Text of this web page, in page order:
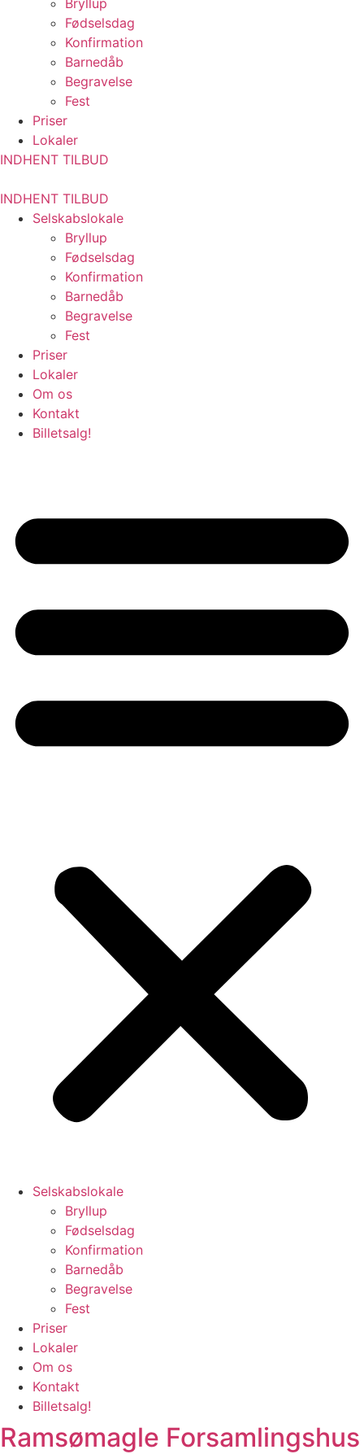
Bryllup
Fødselsdag
Konfirmation
Barnedåb
Begravelse
Fest
Priser
Lokaler
INDHENT TILBUD
INDHENT TILBUD
Selskabslokale
Bryllup
Fødselsdag
Konfirmation
Barnedåb
Begravelse
Fest
Priser
Lokaler
Om os
Kontakt
Billetsalg!
Selskabslokale
Bryllup
Fødselsdag
Konfirmation
Barnedåb
Begravelse
Fest
Priser
Lokaler
Om os
Kontakt
Billetsalg!
Ramsømagle Forsamlingshus